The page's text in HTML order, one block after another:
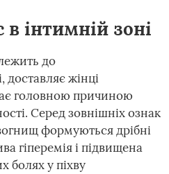
інтимній зоні
до
доставляє жінці
головною причиною
Серед зовнішніх ознак
формуються дрібні
гіперемія і підвищена
болях у піхву